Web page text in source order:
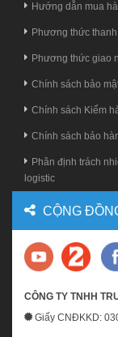
Hướng dẫn mua
Phương thức
Phương thức giao
Chính sách bảo
Chính sách Kiểm
Chính sách bảo
Phân định trách
logistic
CỘNG
CÔNG TY TNHH
Giấy CNĐKKD: